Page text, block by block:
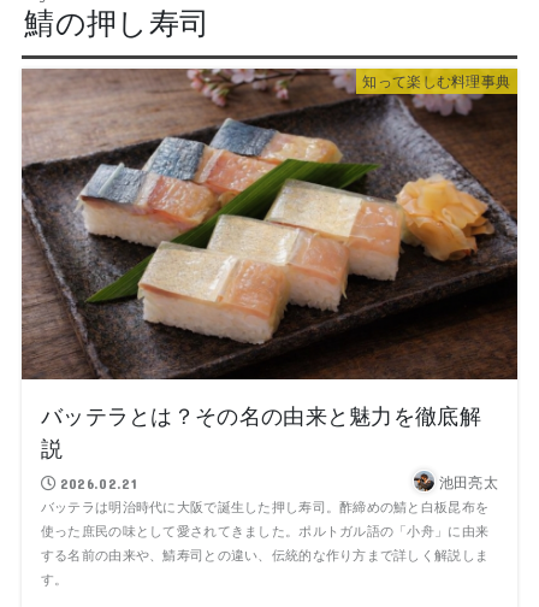
鯖の押し寿司
知って楽しむ料理事典
バッテラとは？その名の由来と魅力を徹底解
説
2026.02.21 池田亮太
バッテラは明治時代に大阪で誕生した押し寿司。酢締めの鯖と白板昆布を
使った庶民の味として愛されてきました。ポルトガル語の「小舟」に由来
する名前の由来や、鯖寿司との違い、伝統的な作り方まで詳しく解説しま
す。